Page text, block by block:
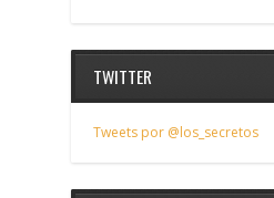
TWITTER
Tweets por @los_secretos